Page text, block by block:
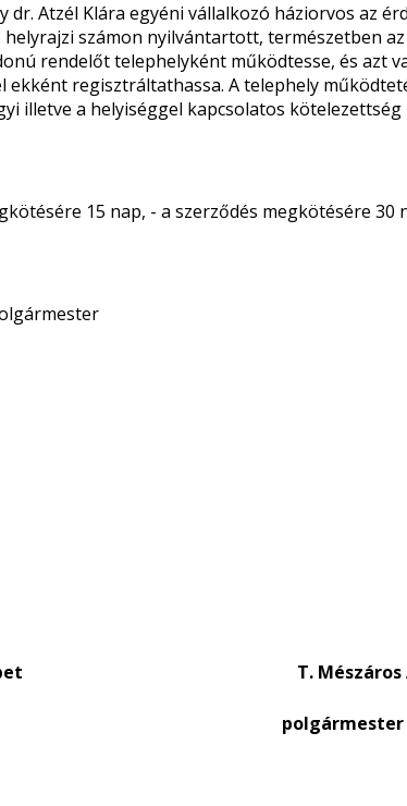
dr. Atzél Klára egyéni vállalkozó háziorvos az
számon nyilvántartott, természetben
rendelőt telephelyként működtesse, és azt
ekként regisztráltathassa. A telephely
illetve a helyiséggel kapcsolatos kötelezettség
15 nap, - a szerződés megkötésére 30
Erzsébet T. Mészáros